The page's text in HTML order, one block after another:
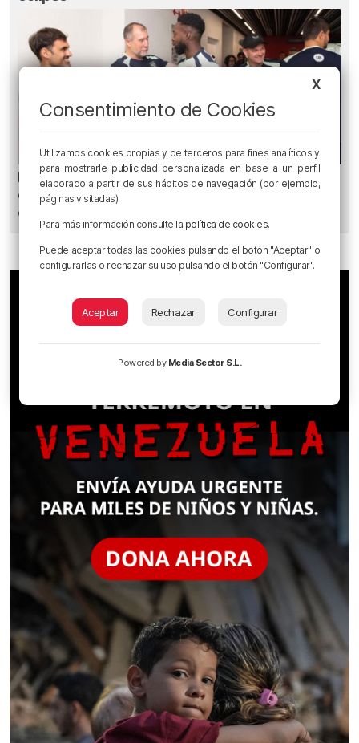
El Athletic incorpora a Andrew Hughes, el
especialista a balón parado de la selección
escocesa
X
Consentimiento de Cookies
Utilizamos cookies propias y de terceros para fines analíticos y
para mostrarle publicidad personalizada en base a un perfil
elaborado a partir de sus hábitos de navegación (por ejemplo,
páginas visitadas).
Para más información consulte la política de cookies.
Puede aceptar todas las cookies pulsando el botón "Aceptar" o
configurarlas o rechazar su uso pulsando el botón "Configurar".
Aceptar Rechazar Configurar
Powered by Media Sector S.L.